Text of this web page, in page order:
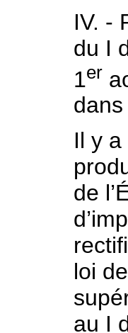
IV. -
du I
1er
Il y
de
loi
au I